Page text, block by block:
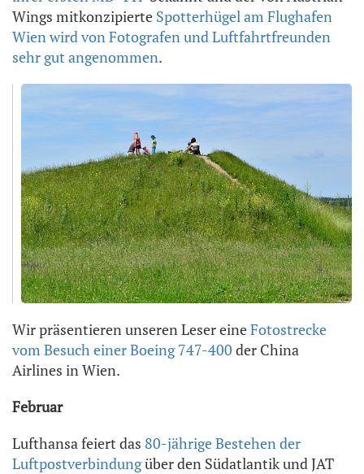
Wings mitkonzipierte Spotterhügel am Flughafen
Wien wird von Fotografen und Luftfahrtfreunden
sehr gut angenommen.
Wir präsentieren unseren Leser eineFotostrecke
vom Besuch einer Boeing 747-400 der China
Airlines in Wien.
Februar
Lufthansa feiert das 80-jährige Bestehen der
Luftpostverbindungüber den Südatlantik und JAT